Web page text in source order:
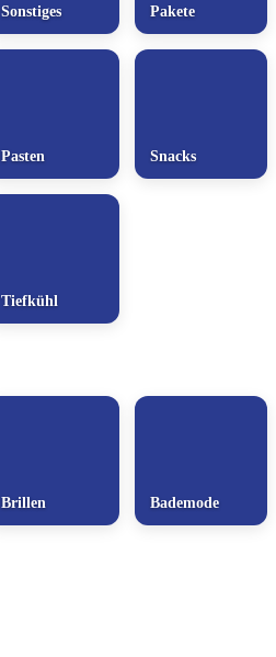
Sonstiges Pakete
Pasten Snacks
Tiefkühl
Brillen Bademode